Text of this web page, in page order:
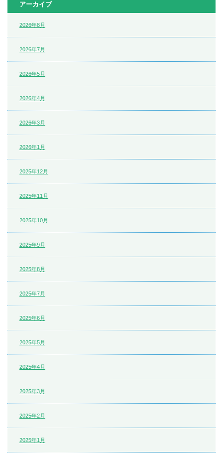
アーカイブ
2026年8月
2026年7月
2026年5月
2026年4月
2026年3月
2026年1月
2025年12月
2025年11月
2025年10月
2025年9月
2025年8月
2025年7月
2025年6月
2025年5月
2025年4月
2025年3月
2025年2月
2025年1月